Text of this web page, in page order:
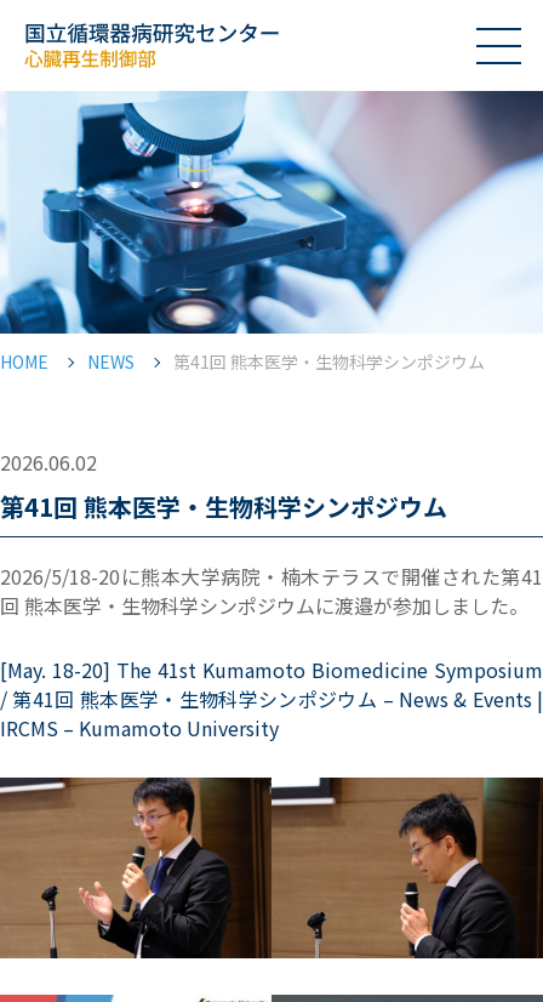
HOME NEWS 第41回 熊本医学・生物科学シンポジウム
2026.06.02
第41回 熊本医学・生物科学シンポジウム
2026/5/18-20に熊本大学病院・楠木テラスで開催された第41
回 熊本医学・生物科学シンポジウムに渡邉が参加しました。
[May. 18-20] The 41st Kumamoto Biomedicine Symposium
/ 第41回 熊本医学・生物科学シンポジウム – News & Events |
IRCMS – Kumamoto University